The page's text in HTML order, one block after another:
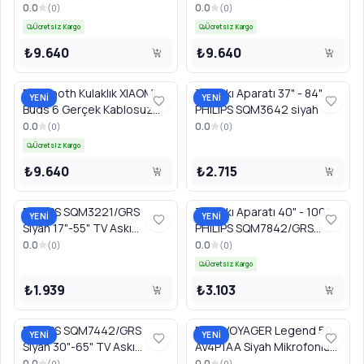
BHR08OHGL titanyum gri
0.0 (0)
Ücretsiz Kargo
₺9.640
BHR08OGGL Seramik Beyaz
0.0 (0)
Ücretsiz Kargo
₺9.640
YENİ
Bluetooth Kulaklık XIAOMI
Buds 6 Gerçek Kablosuz
BHR09GTGL Nebula Mor
0.0 (0)
Ücretsiz Kargo
₺9.640
YENİ
TV Askı Aparatı 37" - 84"
PHILIPS SQM3642 siyah
0.0 (0)
₺2.715
YENİ
PHILIPS SQM3221/GRS
Siyah 17"-55" TV Askı
Aparatı
0.0 (0)
₺1.939
YENİ
TV Askı Aparatı 40" - 100"
PHILIPS SQM7842/GRS
Siyah
0.0 (0)
Ücretsiz Kargo
₺3.103
YENİ
PHILIPS SQM7442/GRS
Siyah 30"-65" TV Askı
YENİ
POLY VOYAGER Legend 50
AV4P1AA Siyah Mikrofonlu